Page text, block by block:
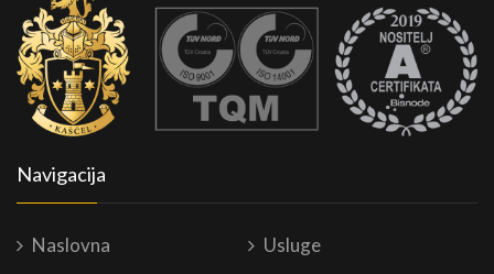
Navigacija
Naslovna Usluge